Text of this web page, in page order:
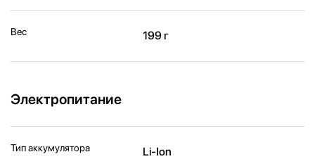
Вес 199 г
Электропитание
Тип аккумулятора Li-Ion